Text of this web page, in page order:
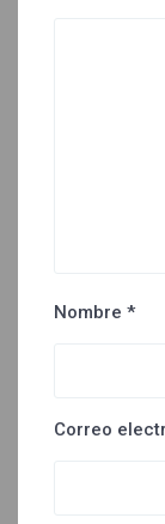
Nombre *
Correo